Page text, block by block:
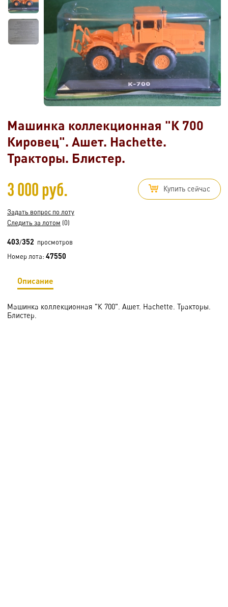
Машинка коллекционная "К 700
Кировец". Ашет. Hachette.
Тракторы. Блистер.
3 000 руб. Купить сейчас
Задать вопрос по лоту
Следить за лотом (0)
403/352 просмотров
Номер лота: 47550
Описание
Машинка коллекционная "К 700". Ашет. Hachette. Тракторы.
Блистер.